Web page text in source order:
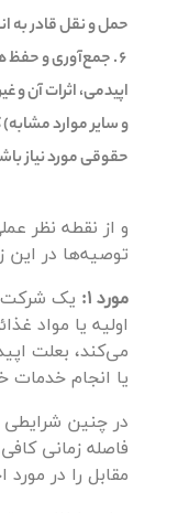
حمل و نقل قادر به
جمع‌آوری و حفظ
اپیدمی، اثرات آن
و سایر موارد
حقوقی مورد نیاز
و از نقطه نظر
توصیه‌ها در این
مورد 1:
یک شرکت
اولیه یا مواد
می‌کند، بعلت
یا انجام
در چنین
فاصله زمانی
مقابل را در